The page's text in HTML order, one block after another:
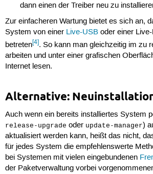
dann einen der Treiber neu zu
Zur einfacheren Wartung bietet es sich an,
System von einer Live-USBoder einer
betreten[4]. So kann man gleichzeitig im zu
arbeiten und unter einer grafischen
Internet lesen.
Alternative:
Auch wenn ein bereits installiertes System
release-upgrade oder update-manager)
aktualisiert werden kann, heißt das nicht,
für jedes System die empfehlenswerte
bei Systemen mit vielen eingebundenen
der Paketverwaltung vorbei